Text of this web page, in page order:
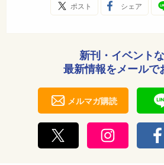
ポスト シェア
新刊・イベントな
最新情報をメールで
メルマガ購読